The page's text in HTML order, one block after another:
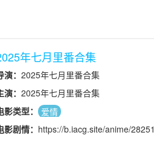
年七月里番合集
演： 2025年七月里番合集
演： 2025年七月里番合集
影类型：
爱情
影剧情： https://b.iacg.site/anime/28251